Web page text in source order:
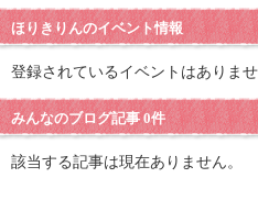
ほりきりんのイベント情報
登録されているイベントはありませ
みんなのブログ記事 0件
該当する記事は現在ありません。